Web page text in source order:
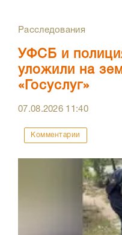
Расследования
УФСБ и
уложили на
«Госуслуг»
07.08.2026 11:40
Комментарии